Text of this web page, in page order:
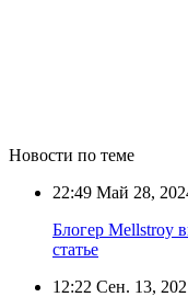
Новости по теме
22:49 Май 28,
Блогер Mellstroy
статье
12:22 Сен. 13,